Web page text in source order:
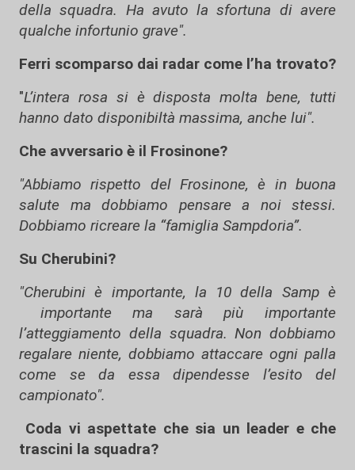
della squadra. Ha avuto la sfortuna di avere
qualche infortunio grave".
Ferri scomparso dai radar come l’ha trovato?
"L’intera rosa si è disposta molta bene, tutti
hanno dato disponibiltà massima, anche lui".
Che avversario è il Frosinone?
"Abbiamo rispetto del Frosinone, è in buona
salute ma dobbiamo pensare a noi stessi.
Dobbiamo ricreare la “famiglia Sampdoria”.
Su Cherubini?
"Cherubini è importante, la 10 della Samp è
importante ma sarà più importante
l’atteggiamento della squadra. Non dobbiamo
regalare niente, dobbiamo attaccare ogni palla
come se da essa dipendesse l’esito del
campionato".
Coda vi aspettate che sia un leader e che
trascini la squadra?